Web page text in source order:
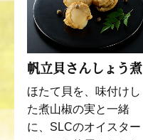
帆立貝さんしょう煮
ほたて貝を、味付けし
た煮山椒の実と一緒
に、SLCのオイスター